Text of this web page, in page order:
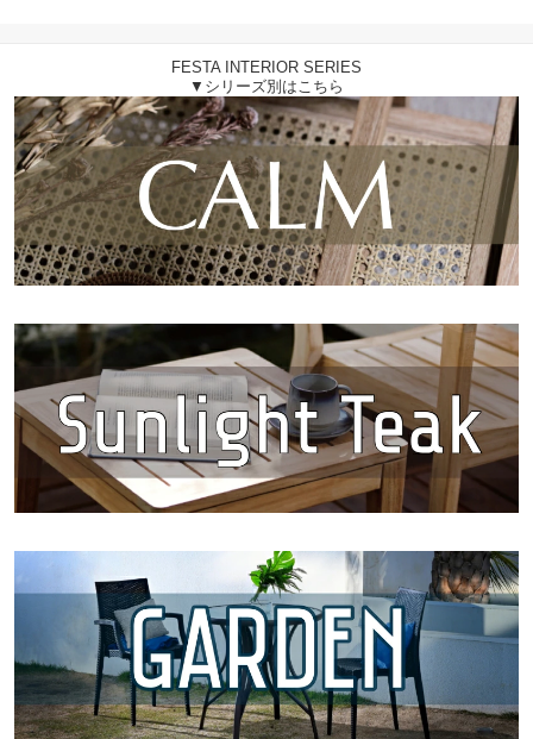
国カフェ EWD101
FESTA INTERIOR SERIES
▼シリーズ別はこちら